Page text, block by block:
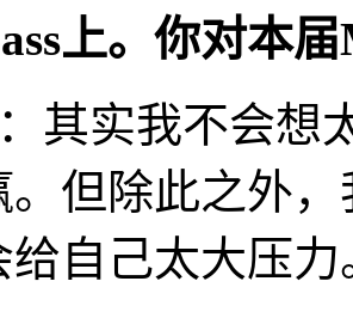
上。你对本
其实我不会想
。但除此之外
给自己太大压力